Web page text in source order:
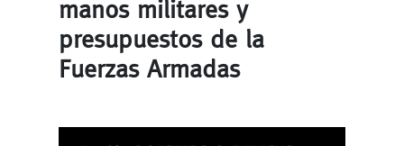
manos militares y
presupuestos de la
Fuerzas Armadas